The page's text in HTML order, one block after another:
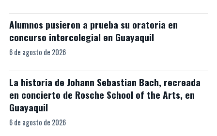
Alumnos pusieron a prueba su oratoria en
concurso intercolegial en Guayaquil
6 de agosto de 2026
La historia de Johann Sebastian Bach, recreada
en concierto de Rosche School of the Arts, en
Guayaquil
6 de agosto de 2026